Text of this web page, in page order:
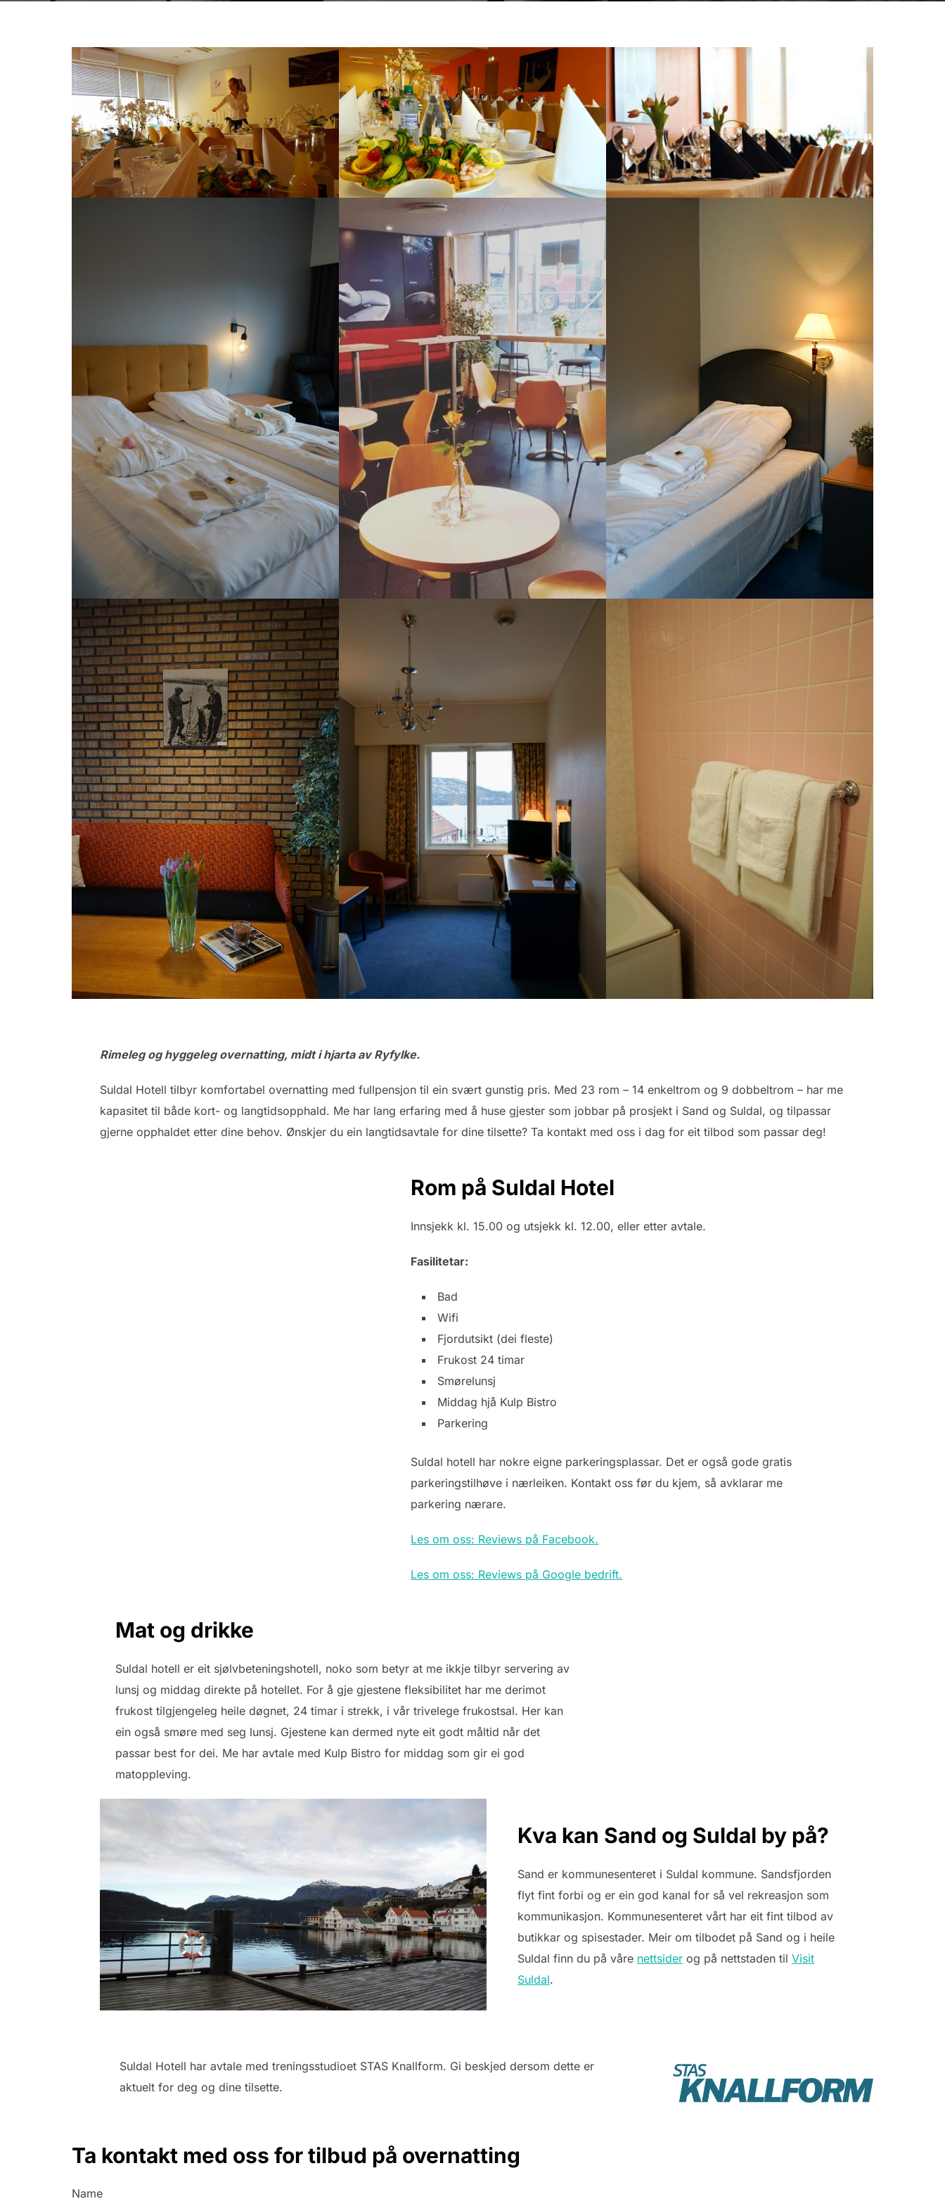
Rimeleg og hyggeleg overnatting, midt i hjarta av Ryfylke.
Suldal Hotell tilbyr komfortabel overnatting med fullpensjon til ein svært gunstig pris. Med 23 rom – 14 enkeltrom og 9 dobbeltrom – har me
kapasitet til både kort- og langtidsopphald. Me har lang erfaring med å huse gjester som jobbar på prosjekt i Sand og Suldal, og tilpassar
gjerne opphaldet etter dine behov. Ønskjer du ein langtidsavtale for dine tilsette? Ta kontakt med oss i dag for eit tilbod som passar deg!
Rom på Suldal Hotel
Innsjekk kl. 15.00 og utsjekk kl. 12.00, eller etter avtale.
Fasilitetar:
Bad
Wifi
Fjordutsikt (dei fleste)
Frukost 24 timar
Smørelunsj
Middag hjå Kulp Bistro
Parkering
Suldal hotell har nokre eigne parkeringsplassar. Det er også gode gratis
parkeringstilhøve i nærleiken. Kontakt oss før du kjem, så avklarar me
parkering nærare.
Les om oss: Reviews på Facebook.
Les om oss: Reviews på Google bedrift.
Mat og drikke
Suldal hotell er eit sjølvbeteningshotell, noko som betyr at me ikkje tilbyr servering av
lunsj og middag direkte på hotellet. For å gje gjestene fleksibilitet har me derimot
frukost tilgjengeleg heile døgnet, 24 timar i strekk, i vår trivelege frukostsal. Her kan
ein også smøre med seg lunsj. Gjestene kan dermed nyte eit godt måltid når det
passar best for dei. Me har avtale med Kulp Bistro for middag som gir ei god
matoppleving.
Kva kan Sand og Suldal by på?
Sand er kommunesenteret i Suldal kommune. Sandsfjorden
flyt fint forbi og er ein god kanal for så vel rekreasjon som
kommunikasjon. Kommunesenteret vårt har eit fint tilbod av
butikkar og spisestader. Meir om tilbodet på Sand og i heile
Suldal finn du på våre nettsider og på nettstaden til Visit
Suldal.
Suldal Hotell har avtale med treningsstudioet STAS Knallform. Gi beskjed dersom dette er
aktuelt for deg og dine tilsette.
Ta kontakt med oss for tilbud på overnatting
Name